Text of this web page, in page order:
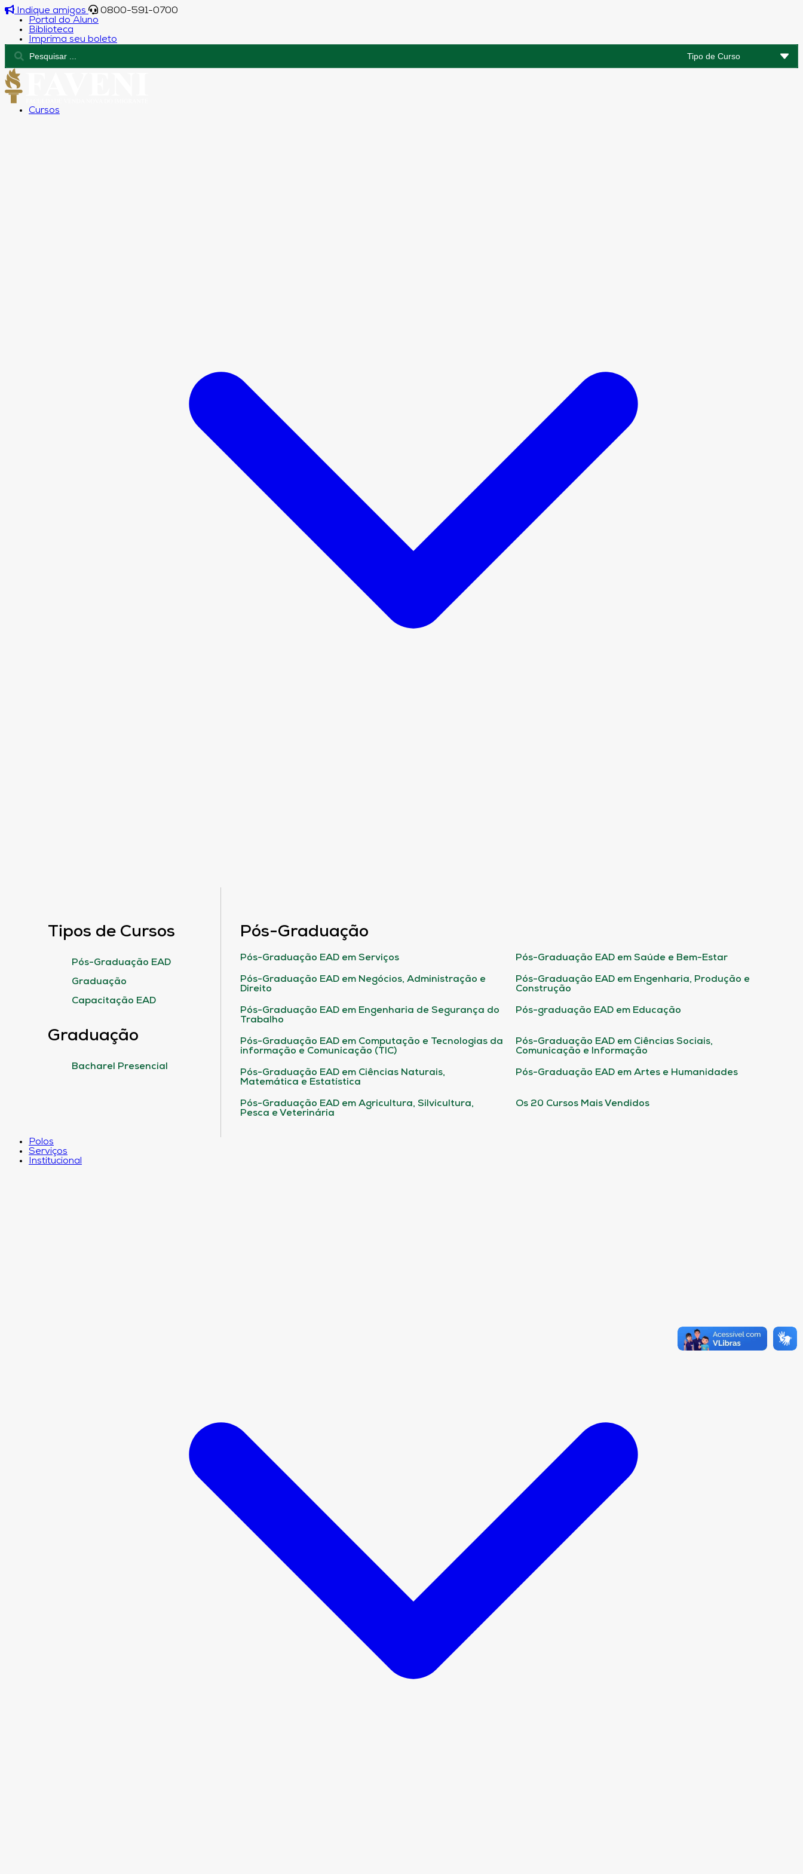
Indique amigos
0800-591-0700
Portal do Aluno
Biblioteca
Imprima seu boleto
Cursos
Tipos de Cursos
Pós-Graduação EAD
Graduação
Capacitação EAD
Graduação
Bacharel Presencial
Pós-Graduação
Pós-Graduação EAD em Serviços Pós-Graduação EAD em Saúde e Bem-Estar
Pós-Graduação EAD em Negócios, Administração e
Direito
Pós-Graduação EAD em Engenharia, Produção e
Construção
Pós-Graduação EAD em Engenharia de Segurança do
Trabalho
Pós-graduação EAD em Educação
Pós-Graduação EAD em Computação e Tecnologias da
informação e Comunicação (TIC)
Pós-Graduação EAD em Ciências Sociais,
Comunicação e Informação
Pós-Graduação EAD em Ciências Naturais,
Matemática e Estatística
Pós-Graduação EAD em Artes e Humanidades
Pós-Graduação EAD em Agricultura, Silvicultura,
Pesca e Veterinária
Os 20 Cursos Mais Vendidos
Polos
Serviços
Institucional